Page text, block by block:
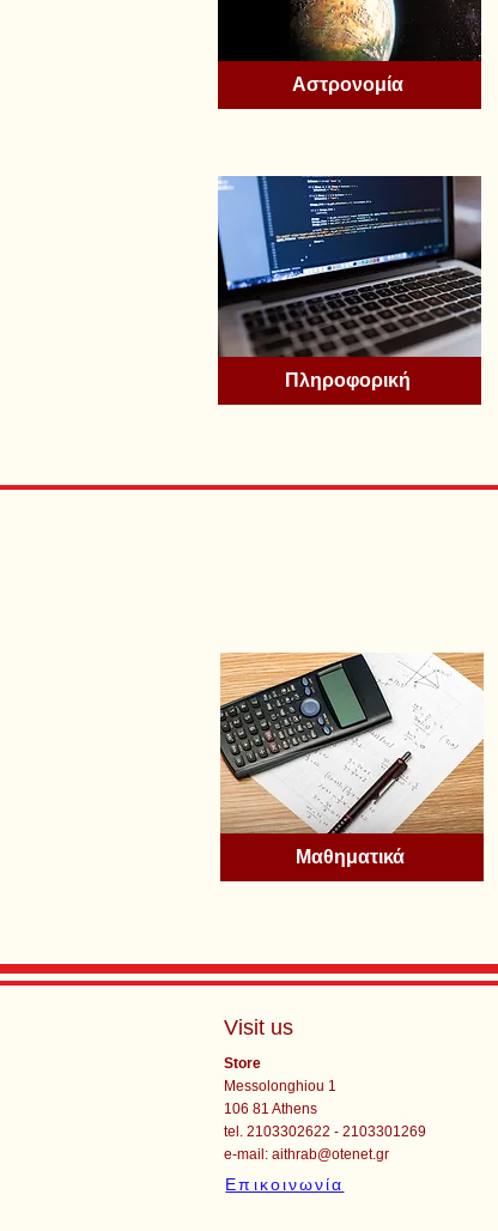
Αστρονομία
Πληροφορική
Μαθηματικά
Visit us
Store
Messolonghiou 1
106 81 Athens
tel. 2103302622 - 2103301269
e-mail:aithrab@otenet.gr
Επικοινωνία